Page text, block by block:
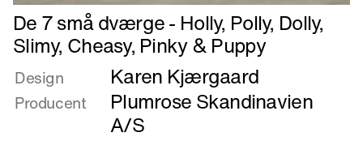
Læs
mere
om
De
små
De 7 små dværge - Holly, Polly, Dolly,
Slimy, Cheasy, Pinky & Puppy
Design Karen Kjærgaard
Producent
Plumrose Skandinavien
A/S